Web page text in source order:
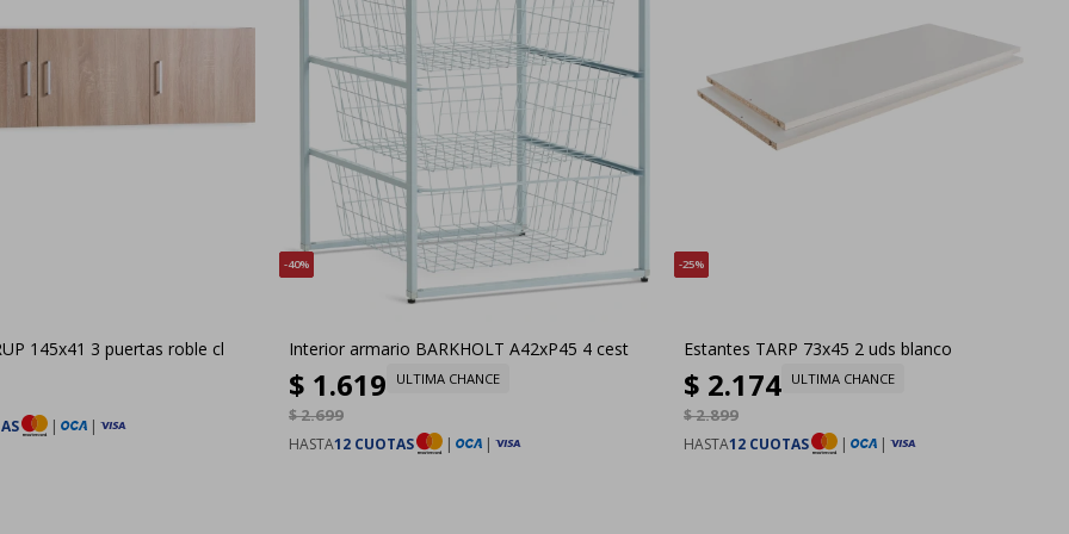
145x41 3 puertas roble cl
| |
40
Interior armario BARKHOLT A42xP45 4 cest
$ 1.619
$2.699
ULTIMA CHANCE
HASTA12 CUOTAS | |
25
Estantes TARP 73x45 2 uds blanco
$ 2.174
$2.899
ULTIMA CHANCE
HASTA12 CUOTAS | |